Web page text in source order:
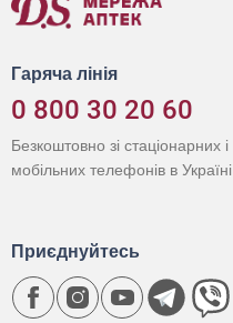
Гаряча лінія
0 800 30 20 60
Безкоштовно зі стаціонарних і
мобільних телефонів в Україні
Приєднуйтесь